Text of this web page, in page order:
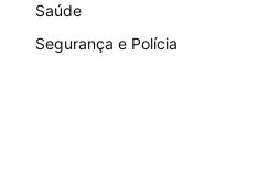
Saúde
Segurança e Polícia